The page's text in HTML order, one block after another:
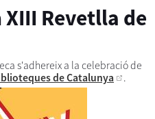
XIII Revetlla de
s'adhereix a la celebració de
de Catalunya .